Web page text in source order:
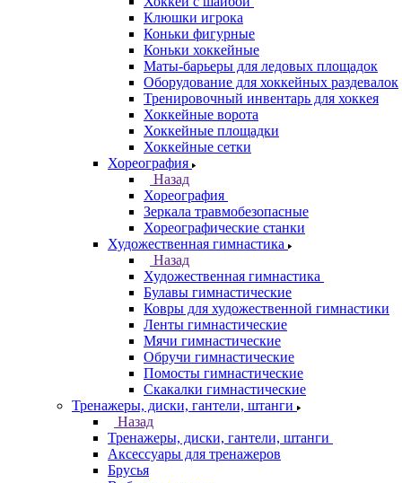
Клюшки игрока
Коньки фигурные
Коньки хоккейные
Маты-барьеры для ледовых площадок
Оборудование для хоккейных раздевалок
Тренировочный инвентарь для хоккея
Хоккейные ворота
Хоккейные площадки
Хоккейные сетки
Хореография
Назад
Хореография
Зеркала травмобезопасные
Хореографические станки
Художественная гимнастика
Назад
Художественная гимнастика
Булавы гимнастические
Ковры для художественной гимнастики
Ленты гимнастические
Мячи гимнастические
Обручи гимнастические
Помосты гимнастические
Скакалки гимнастические
Тренажеры, диски, гантели, штанги
Назад
Тренажеры, диски, гантели, штанги
Аксессуары для тренажеров
Брусья